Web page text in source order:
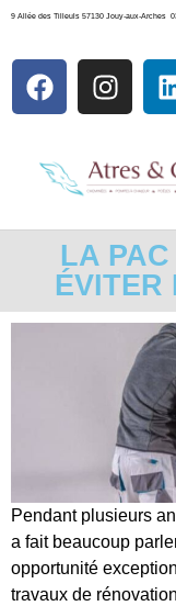
9 Allée des Tilleuls 57130 Jouy-aux-Arches
LA
ÉVITER
Pendant plusieurs
a fait beaucoup
opportunité
travaux de